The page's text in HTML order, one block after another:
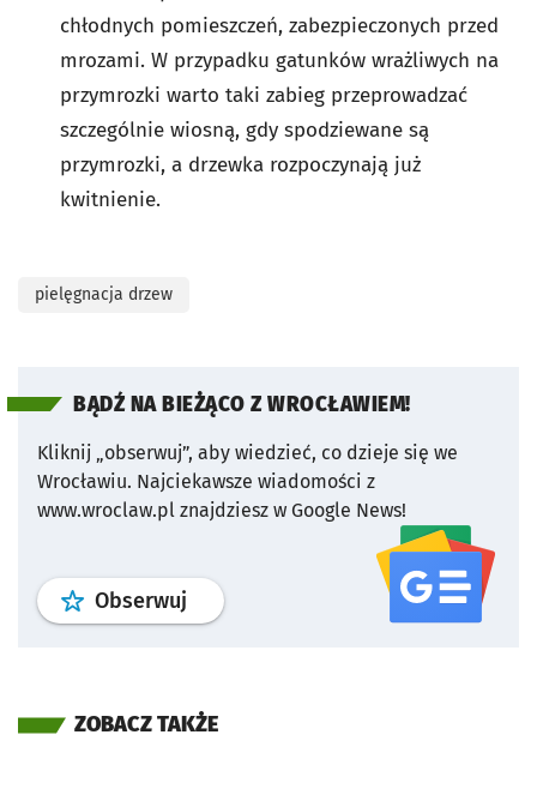
chłodnych pomieszczeń, zabezpieczonych przed
mrozami. W przypadku gatunków wrażliwych na
przymrozki warto taki zabieg przeprowadzać
szczególnie wiosną, gdy spodziewane są
przymrozki, a drzewka rozpoczynają już
kwitnienie.
pielęgnacja drzew
BĄDŹ NA BIEŻĄCO Z WROCŁAWIEM!
Kliknij „obserwuj”, aby wiedzieć, co dzieje się we
Wrocławiu. Najciekawsze wiadomości z
www.wroclaw.pl znajdziesz w Google News!
Obserwuj profil serwisu
ZOBACZ TAKŻE